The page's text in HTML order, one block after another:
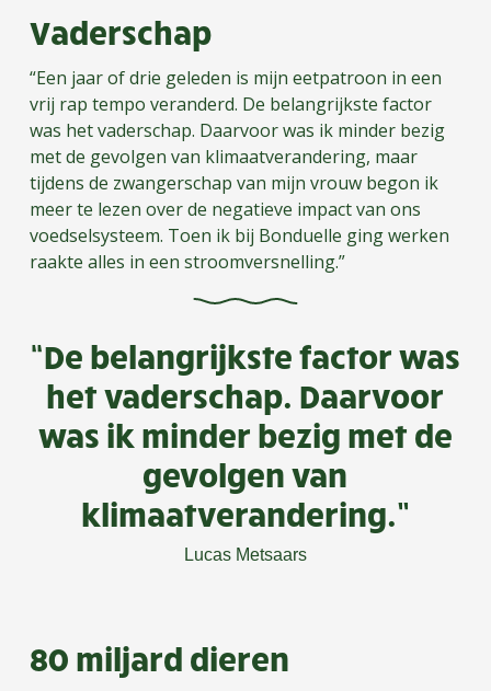
Vaderschap
“Een jaar of drie geleden is mijn eetpatroon in een
vrij rap tempo veranderd. De belangrijkste factor
was het vaderschap. Daarvoor was ik minder bezig
met de gevolgen van klimaatverandering, maar
tijdens de zwangerschap van mijn vrouw begon ik
meer te lezen over de negatieve impact van ons
voedselsysteem. Toen ik bij Bonduelle ging werken
raakte alles in een stroomversnelling.”
Lucas Metsaars
“De belangrijkste factor was
het vaderschap. Daarvoor
was ik minder bezig met de
gevolgen van
klimaatverandering.”
80 miljard dieren